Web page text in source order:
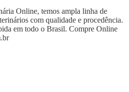
Online, temos ampla linha de
com qualidade e procedência.
em todo o Brasil. Compre Online